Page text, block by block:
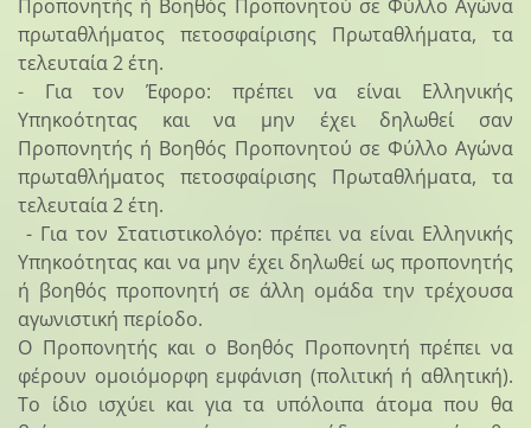
Προπονητής ή Βοηθός Προπονητού σε Φύλλο Αγώνα
πρωταθλήματος πετοσφαίρισης Πρωταθλήματα, τα
τελευταία 2 έτη.
- Για τον Έφορο: πρέπει να είναι Ελληνικής
Υπηκοότητας και να μην έχει δηλωθεί σαν
Προπονητής ή Βοηθός Προπονητού σε Φύλλο Αγώνα
πρωταθλήματος πετοσφαίρισης Πρωταθλήματα, τα
τελευταία 2 έτη.
- Για τον Στατιστικολόγο: πρέπει να είναι Ελληνικής
Υπηκοότητας και να μην έχει δηλωθεί ως προπονητής
ή βοηθός προπονητή σε άλλη ομάδα την τρέχουσα
αγωνιστική περίοδο.
Ο Προπονητής και ο Βοηθός Προπονητή πρέπει να
φέρουν ομοιόμορφη εμφάνιση (πολιτική ή αθλητική).
Το ίδιο ισχύει και για τα υπόλοιπα άτομα που θα